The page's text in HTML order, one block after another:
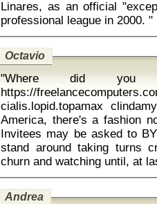
Linares, as an official
professional league in 2000. "
Octavio
"Where did you
https://
cialis.lopid.topamax
America, there's a fashion
Invitees may be asked to
stand around taking turns
Andrea